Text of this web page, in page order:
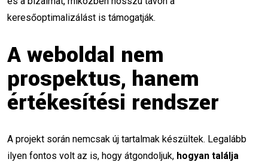
weboldal hibaellenőrzés
Google Search Console
online marketing kezdőknek
PPC hirdetések vevőszerzés
közösségi média stratégia
keresőoptimalizálást is támogatják.
A weboldal nem
prospektus, hanem
értékesítési rendszer
A projekt során nemcsak új tartalmak készültek. Legalább
ilyen fontos volt az is, hogy átgondoljuk, hogyan találja